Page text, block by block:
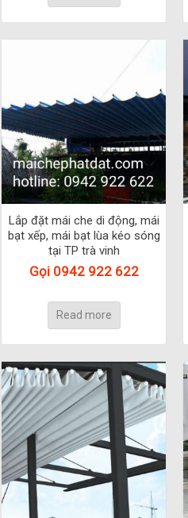
Lắp đặt mái che di động, mái
bạt xếp, mái bạt lùa kéo sóng
tại TP trà vinh
Gọi 0942 922 622
Read more